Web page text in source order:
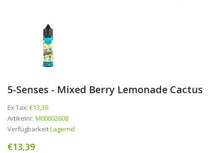
5-Senses - Mixed Berry Lemonade Cactus
Ex Tax: €13,39
Artikelnr. M00002608
VerfügbarkeitLagernd
€13,39